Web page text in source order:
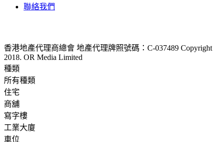
聯絡我們
香港地產代理商總會 地產代理牌照號碼：C-037489 Copyright
2018. OR Media Limited
種類
所有種類
住宅
商舖
寫字樓
工業大廈
車位